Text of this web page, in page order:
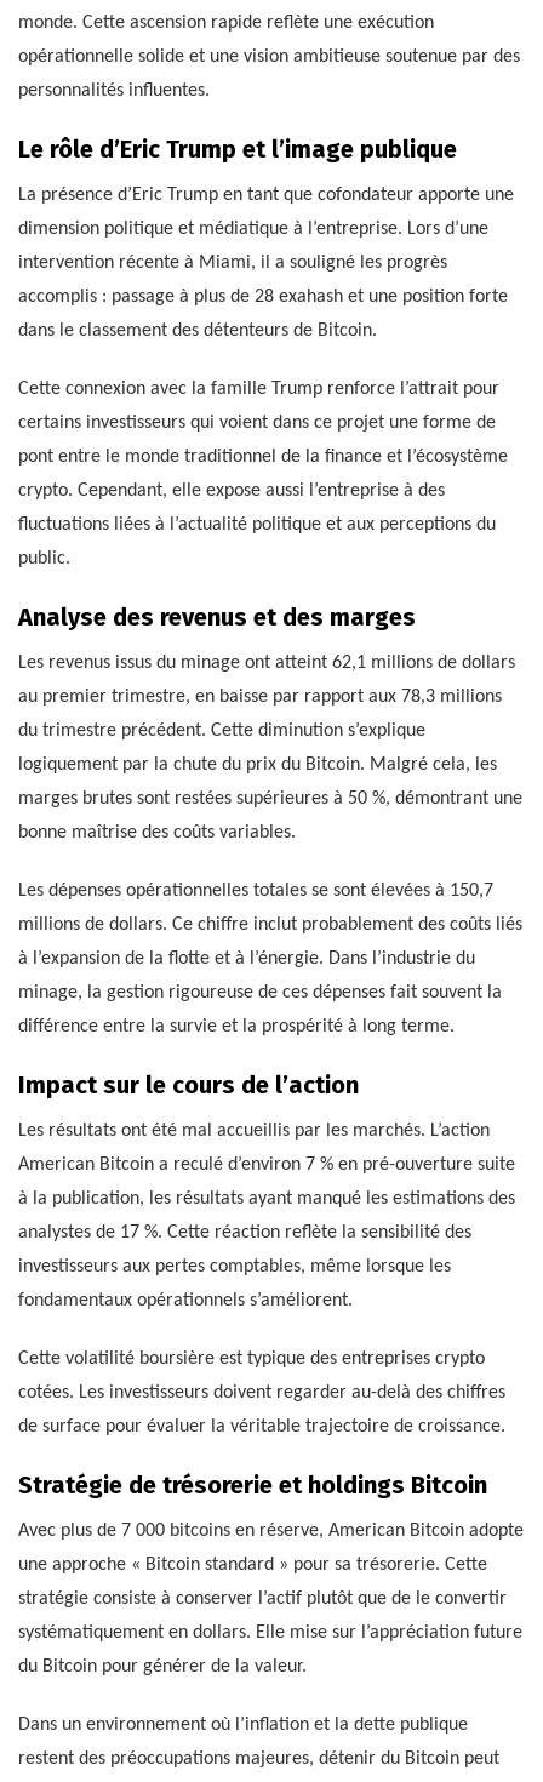
monde. Cette ascension rapide reflète une exécution
opérationnelle solide et une vision ambitieuse soutenue par des
personnalités influentes.
Le rôle d’Eric Trump et l’image publique
La présence d’Eric Trump en tant que cofondateur apporte une
dimension politique et médiatique à l’entreprise. Lors d’une
intervention récente à Miami, il a souligné les progrès
accomplis : passage à plus de 28 exahash et une position forte
dans le classement des détenteurs de Bitcoin.
Cette connexion avec la famille Trump renforce l’attrait pour
certains investisseurs qui voient dans ce projet une forme de
pont entre le monde traditionnel de la finance et l’écosystème
crypto. Cependant, elle expose aussi l’entreprise à des
fluctuations liées à l’actualité politique et aux perceptions du
public.
Analyse des revenus et des marges
Les revenus issus du minage ont atteint 62,1 millions de dollars
au premier trimestre, en baisse par rapport aux 78,3 millions
du trimestre précédent. Cette diminution s’explique
logiquement par la chute du prix du Bitcoin. Malgré cela, les
marges brutes sont restées supérieures à 50 %, démontrant une
bonne maîtrise des coûts variables.
Les dépenses opérationnelles totales se sont élevées à 150,7
millions de dollars. Ce chiffre inclut probablement des coûts liés
à l’expansion de la flotte et à l’énergie. Dans l’industrie du
minage, la gestion rigoureuse de ces dépenses fait souvent la
différence entre la survie et la prospérité à long terme.
Impact sur le cours de l’action
Les résultats ont été mal accueillis par les marchés. L’action
American Bitcoin a reculé d’environ 7 % en pré-ouverture suite
à la publication, les résultats ayant manqué les estimations des
analystes de 17 %. Cette réaction reflète la sensibilité des
investisseurs aux pertes comptables, même lorsque les
fondamentaux opérationnels s’améliorent.
Cette volatilité boursière est typique des entreprises crypto
cotées. Les investisseurs doivent regarder au-delà des chiffres
de surface pour évaluer la véritable trajectoire de croissance.
Stratégie de trésorerie et holdings Bitcoin
Avec plus de 7 000 bitcoins en réserve, American Bitcoin adopte
une approche « Bitcoin standard » pour sa trésorerie. Cette
stratégie consiste à conserver l’actif plutôt que de le convertir
systématiquement en dollars. Elle mise sur l’appréciation future
du Bitcoin pour générer de la valeur.
Dans un environnement où l’inflation et la dette publique
restent des préoccupations majeures, détenir du Bitcoin peut